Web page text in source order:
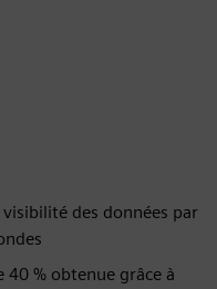
des données par
% obtenue grâce à